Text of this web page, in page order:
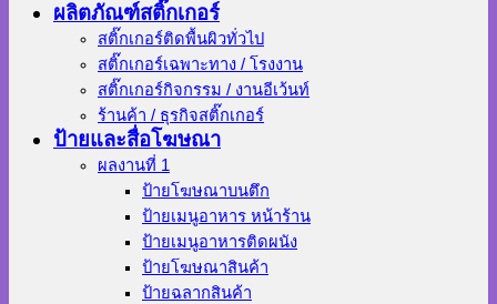
ผลิตภัณฑ์สติ๊กเกอร์
สติ๊กเกอร์ติดพื้นผิวทั่วไป
สติ๊กเกอร์เฉพาะทาง / โรงงาน
สติ๊กเกอร์กิจกรรม / งานอีเว้นท์
ร้านค้า / ธุรกิจสติ๊กเกอร์
ป้ายและสื่อโฆษณา
ผลงานที่ 1
ป้ายโฆษณาบนตึก
ป้ายเมนูอาหาร หน้าร้าน
ป้ายเมนูอาหารติดผนัง
ป้ายโฆษณาสินค้า
ป้ายฉลากสินค้า